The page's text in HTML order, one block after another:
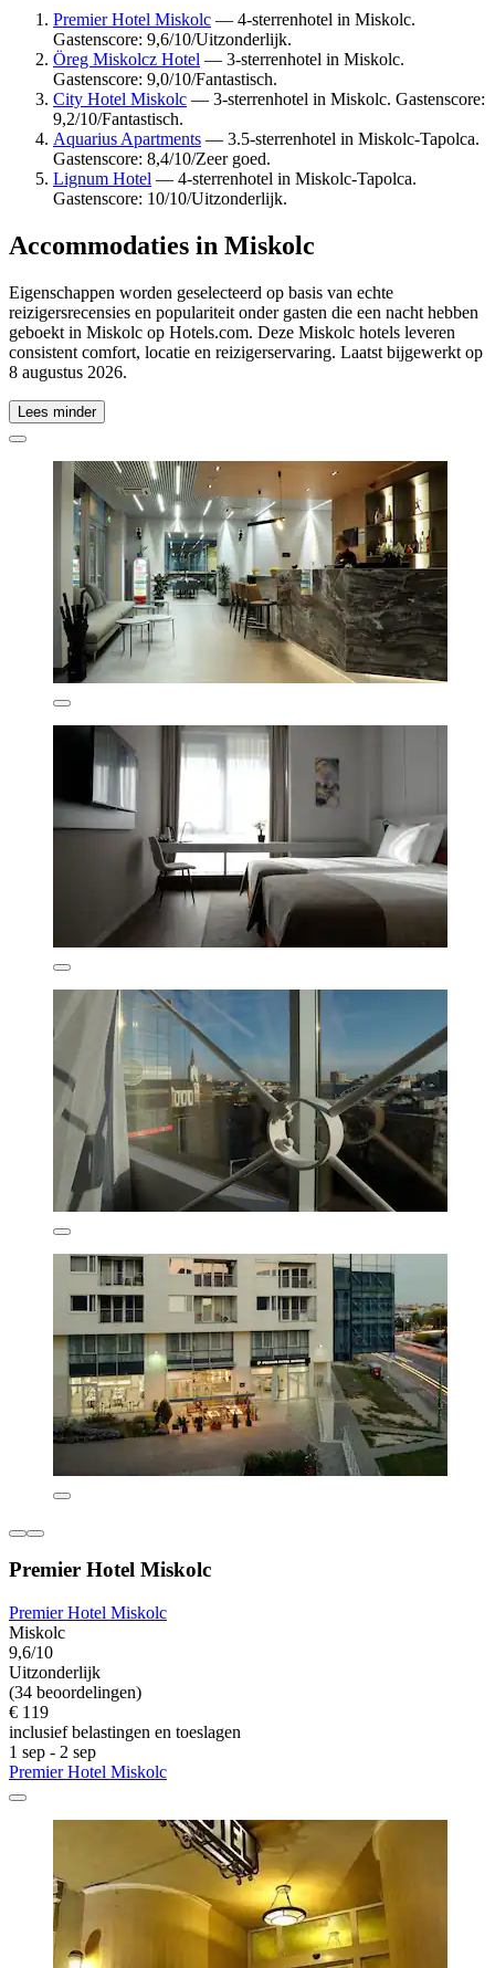
Premier Hotel Miskolc — 4-sterrenhotel in Miskolc.
Gastenscore: 9,6/10/Uitzonderlijk.
Öreg Miskolcz Hotel — 3-sterrenhotel in Miskolc.
Gastenscore: 9,0/10/Fantastisch.
City Hotel Miskolc — 3-sterrenhotel in Miskolc. Gastenscore:
9,2/10/Fantastisch.
Aquarius Apartments — 3.5-sterrenhotel in Miskolc-Tapolca.
Gastenscore: 8,4/10/Zeer goed.
Lignum Hotel — 4-sterrenhotel in Miskolc-Tapolca.
Gastenscore: 10/10/Uitzonderlijk.
Accommodaties in Miskolc
Eigenschappen worden geselecteerd op basis van echte
reizigersrecensies en populariteit onder gasten die een nacht hebben
geboekt in Miskolc op Hotels.com. Deze Miskolc hotels leveren
consistent comfort, locatie en reizigerservaring. Laatst bijgewerkt op
8 augustus 2026.
Lees minder
Premier Hotel Miskolc
Premier Hotel Miskolc
Miskolc
9,6/10
Uitzonderlijk
(34 beoordelingen)
€ 119
inclusief belastingen en toeslagen
1 sep - 2 sep
Premier Hotel Miskolc